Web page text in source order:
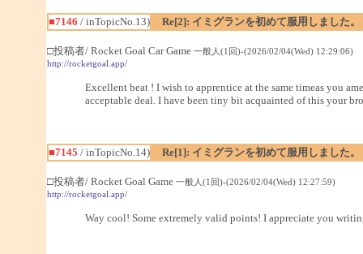
■7146 / inTopicNo.13) Re[2]: イミグランを初めて服用しました。
□投稿者/ Rocket Goal Car Game 一般人(1回)-(2026/02/04(Wed) 12:29:06)
http://rocketgoal.app/
Excellent beat ! I wish to apprentice at the same timeas you
acceptable deal. I have been tiny bit acquainted of this your
■7145 / inTopicNo.14) Re[1]: イミグランを初めて服用しました。
□投稿者/ Rocket Goal Game 一般人(1回)-(2026/02/04(Wed) 12:27:59)
http://rocketgoal.app/
Way cool! Some extremely valid points! I appreciate you